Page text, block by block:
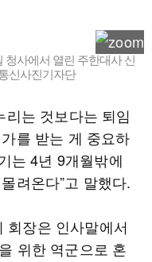
청사에서 열린 주한대사 신
신사진기자단
리는 것보다는 퇴임
를 받는 게 중요하
는 4년 9개월밖에
려온다”고 말했다.
회장은 인사말에서
위한 역군으로 혼